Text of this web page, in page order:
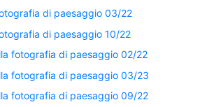
di paesaggio 03/22
di paesaggio 10/22
fotografia di paesaggio 02/22
fotografia di paesaggio 03/23
fotografia di paesaggio 09/22